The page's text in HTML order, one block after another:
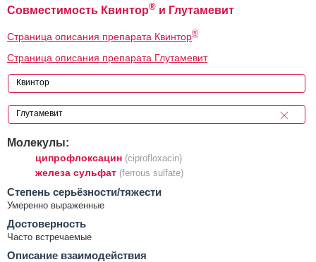
Совместимость Квинтор® и Глутамевит
Страница описания препарата Квинтор®
Страница описания препарата Глутамевит
Молекулы:
ципрофлоксацин (ciprofloxacin)
железа сульфат (ferrous sulfate)
Cтепень серьёзности/тяжести
Умеренно выраженные
Достоверность
Часто встречаемые
Описание взаимодействия